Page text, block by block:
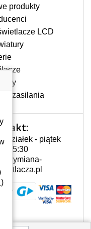
znać
zdjęcie
MOŻE SIĘ
USTERKA
pomijanie liter
liter oraz
znaków. W
klawisze nie
pozycji. Albo
np.
produkty
LCD
zasilania
- piątek
- 15:30
)